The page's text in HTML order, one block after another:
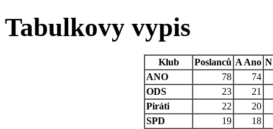
Tabulkovy vypis
Klub Poslanců A Ano N
ANO
78
74
ODS
23
21
Piráti
22
20
SPD
19
18